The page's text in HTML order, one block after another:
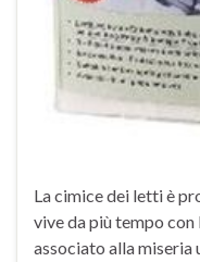
La cimice dei letti è
vive da più tempo con
associato alla miseria